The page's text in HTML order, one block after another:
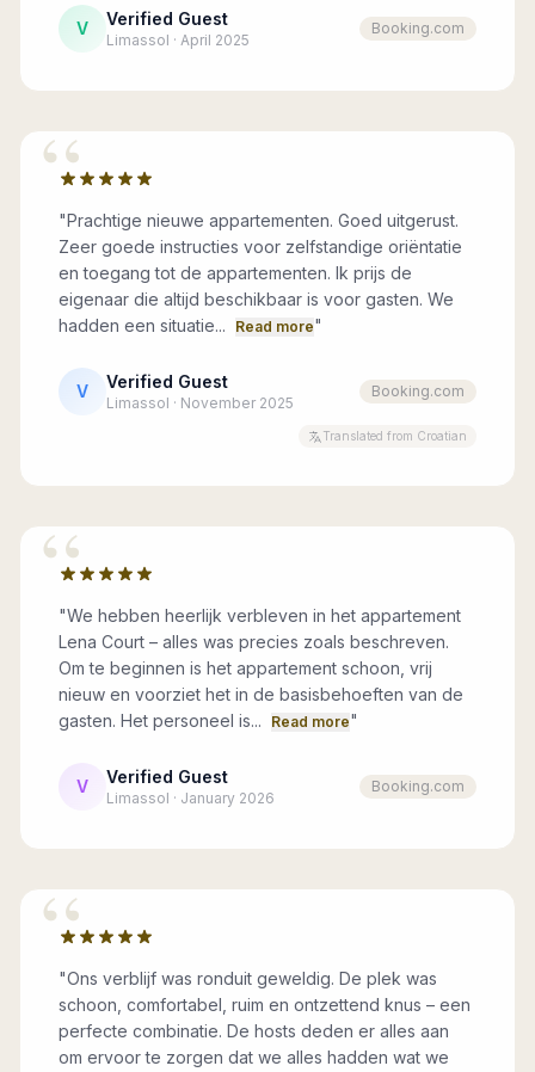
V Verified Guest
Limassol · April 2025
Booking.com
“
"Prachtige nieuwe appartementen. Goed uitgerust.
Zeer goede instructies voor zelfstandige oriëntatie
en toegang tot de appartementen. Ik prijs de
eigenaar die altijd beschikbaar is voor gasten. We
hadden een situatie...
Read more"
V Verified Guest
Limassol · November 2025
Booking.com
Translated from Croatian
“
"We hebben heerlijk verbleven in het appartement
Lena Court – alles was precies zoals beschreven.
Om te beginnen is het appartement schoon, vrij
nieuw en voorziet het in de basisbehoeften van de
gasten. Het personeel is...
Read more"
V Verified Guest
Limassol · January 2026
Booking.com
“
"Ons verblijf was ronduit geweldig. De plek was
schoon, comfortabel, ruim en ontzettend knus – een
perfecte combinatie. De hosts deden er alles aan
om ervoor te zorgen dat we alles hadden wat we